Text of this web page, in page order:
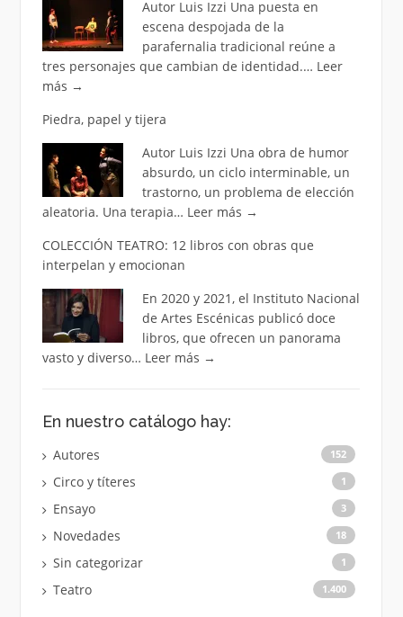
Autor Luis Izzi Una puesta en
escena despojada de la
parafernalia tradicional reúne a
tres personajes que cambian de identidad.… Leer
más →
Piedra, papel y tijera
Autor Luis Izzi Una obra de humor
absurdo, un ciclo interminable, un
trastorno, un problema de elección
aleatoria. Una terapia… Leer más →
COLECCIÓN TEATRO: 12 libros con obras que
interpelan y emocionan
En 2020 y 2021, el Instituto Nacional
de Artes Escénicas publicó doce
libros, que ofrecen un panorama
vasto y diverso… Leer más →
En nuestro catálogo hay:
Autores 152
Circo y títeres 1
Ensayo 3
Novedades 18
Sin categorizar 1
Teatro 1.400